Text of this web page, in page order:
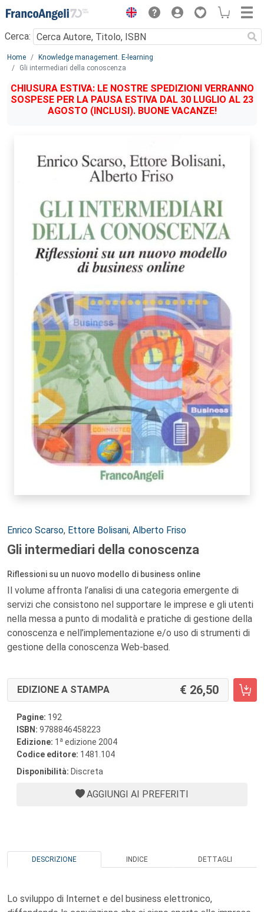
Menu
Cerca:
Main content
Home
Knowledge management. E-learning
Gli intermediari della conoscenza
CHIUSURA ESTIVA: LE NOSTRE SPEDIZIONI VERRANNO
SOSPESE PER LA PAUSA ESTIVA DAL 30 LUGLIO AL 23
AGOSTO (INCLUSI). BUONE VACANZE!
Autori:
Enrico Scarso, Ettore Bolisani, Alberto Friso
Gli intermediari della conoscenza
Riflessioni su un nuovo modello di business online
Il volume affronta l’analisi di una categoria emergente di
servizi che consistono nel supportare le imprese e gli utenti
nella messa a punto di modalità e pratiche di gestione della
conoscenza e nell’implementazione e/o uso di strumenti di
gestione della conoscenza Web-based.
EDIZIONE A STAMPA 26,50
Pagine: 192
ISBN: 9788846458223
Edizione: 1 a edizione 2004
Codice editore: 1481.104
Disponibilità: Discreta
AGGIUNGI AI PREFERITI
DESCRIZIONE INDICE DETTAGLI
Lo sviluppo di Internet e del business elettronico,